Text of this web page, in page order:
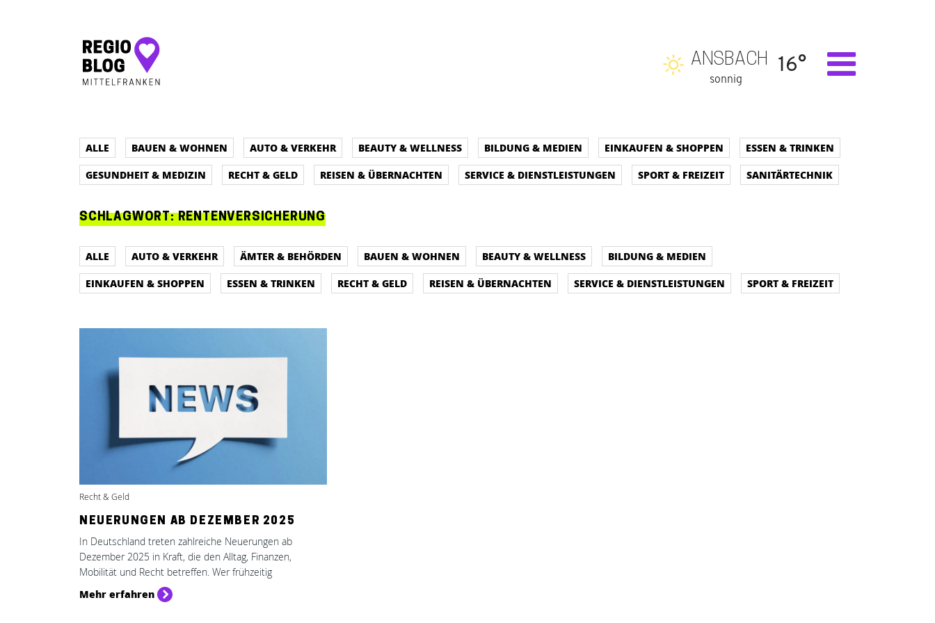
Hauptnavigation
ANSBACH
sonnig
16°
ALLE BAUEN & WOHNEN AUTO & VERKEHR BEAUTY & WELLNESS BILDUNG & MEDIEN EINKAUFEN & SHOPPEN
ESSEN & TRINKEN
GESUNDHEIT & MEDIZIN
RECHT & GELD REISEN & ÜBERNACHTEN SERVICE & DIENSTLEISTUNGEN SPORT & FREIZEIT SANITÄRTECHNIK
SCHLAGWORT:RENTENVERSICHERUNG
ALLE AUTO & VERKEHR ÄMTER & BEHÖRDEN BAUEN & WOHNEN BEAUTY & WELLNESS
BILDUNG & MEDIEN
EINKAUFEN & SHOPPEN
ESSEN & TRINKEN RECHT & GELD REISEN & ÜBERNACHTEN SERVICE & DIENSTLEISTUNGEN SPORT & FREIZEIT
Recht & Geld
NEUERUNGEN AB DEZEMBER 2025
In Deutschland treten zahlreiche Neuerungen ab
Dezember 2025 in Kraft, die den Alltag, Finanzen,
Mobilität und Recht betreffen. Wer frühzeitig
Mehr erfahren